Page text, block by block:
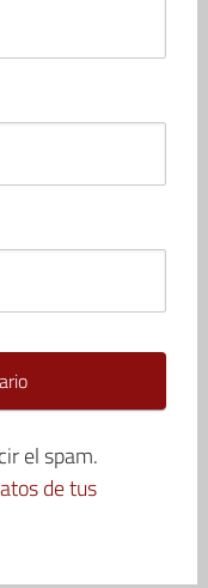
el spam.
de tus